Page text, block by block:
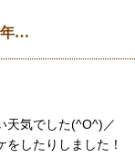
年…
天気でした(^O^)／
したりしました！